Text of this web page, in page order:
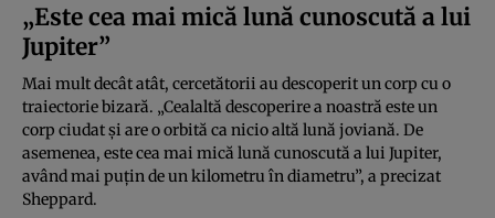
„Este cea mai mică lună cunoscută a lui
Jupiter”
Mai mult decât atât, cercetătorii au descoperit un corp cu o
traiectorie bizară. „Cealaltă descoperire a noastră este un
corp ciudat şi are o orbită ca nicio altă lună joviană. De
asemenea, este cea mai mică lună cunoscută a lui Jupiter,
având mai puţin de un kilometru în diametru”, a precizat
Sheppard.